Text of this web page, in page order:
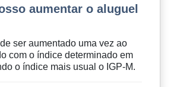
aumentar o aluguel
ser aumentado uma vez ao
com o índice determinado em
o índice mais usual o IGP-M.